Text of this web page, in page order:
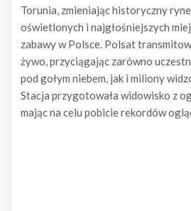
Torunia, zmieniając historyczny
oświetlonych i najgłośniejszych
zabawy w Polsce. Polsat
żywo, przyciągając zarówno
pod gołym niebem, jak i miliony
Stacja przygotowała widowisko z
mając na celu pobicie rekordów